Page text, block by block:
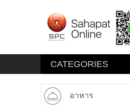
CATEGORIES
อาหาร